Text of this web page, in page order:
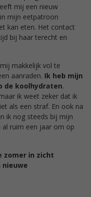
mij een nieuw
mijn eetpatroon
kan eten. Het contact
bij haar terecht en
makkelijk vol te
aanraden. Ik heb mijn
de koolhydraten.
ik weet zeker dat ik
als een straf. En ook na
ik nog steeds bij mijn
ruim een jaar om op
zomer in zicht